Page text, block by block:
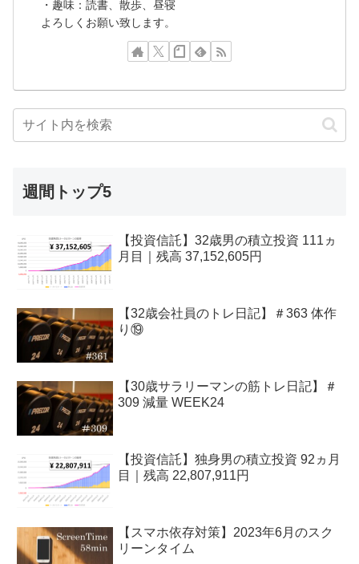
・趣味：読書、散歩、昼寝
よろしくお願い致します。
週間トップ5
【投資信託】32歳男の積立投資 111ヵ
月目｜残高 37,152,605円
【32歳会社員のトレ日記】＃363 体作
り⑲
【30歳サラリーマンの筋トレ日記】＃
309 減量 WEEK24
【投資信託】独身男の積立投資 92ヵ月
目｜残高 22,807,911円
【スマホ依存対策】2023年6月のスク
リーンタイム